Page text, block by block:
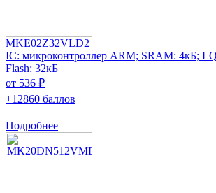
MKE02Z32VLD2
IC: микроконтроллер ARM; SRAM: 4кБ;
Flash: 32кБ
от 536 ₽
+12860 баллов
Подробнее